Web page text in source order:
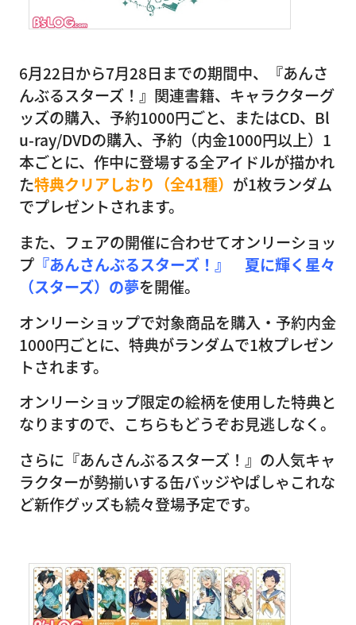
6月22日から7月28日までの期間中、『あんさ
んぶるスターズ！』関連書籍、キャラクターグ
ッズの購入、予約1000円ごと、またはCD、Bl
u-ray/DVDの購入、予約（内金1000円以上）1
本ごとに、作中に登場する全アイドルが描かれ
た特典クリアしおり（全41種） が1枚ランダム
でプレゼントされます。
また、フェアの開催に合わせてオンリーショッ
プ 『あんさんぶるスターズ！』 夏に輝く星々
（スターズ）の夢を開催。
オンリーショップで対象商品を購入・予約内金
1000円ごとに、特典がランダムで1枚プレゼン
トされます。
オンリーショップ限定の絵柄を使用した特典と
なりますので、こちらもどうぞお見逃しなく。
さらに『あんさんぶるスターズ！』の人気キャ
ラクターが勢揃いする缶バッジやぱしゃこれな
ど新作グッズも続々登場予定です。